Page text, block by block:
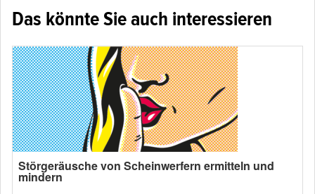
Das könnte Sie auch interessieren
Störgeräusche von Scheinwerfern ermitteln und
mindern